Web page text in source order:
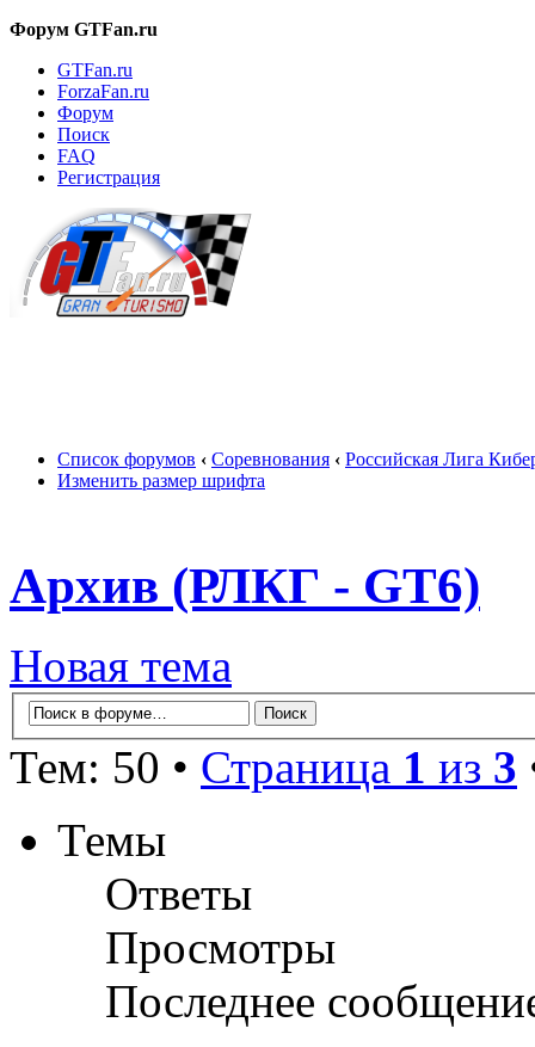
Форум GTFan.ru
GTFan.ru
ForzaFan.ru
Форум
Поиск
FAQ
Регистрация
Список форумов ‹ Соревнования ‹ Российская Лига
Изменить размер шрифта
Архив (РЛКГ - GT6)
Новая тема
Тем: 50 • Страница 1 из 3
Темы
Ответы
Просмотры
Последнее